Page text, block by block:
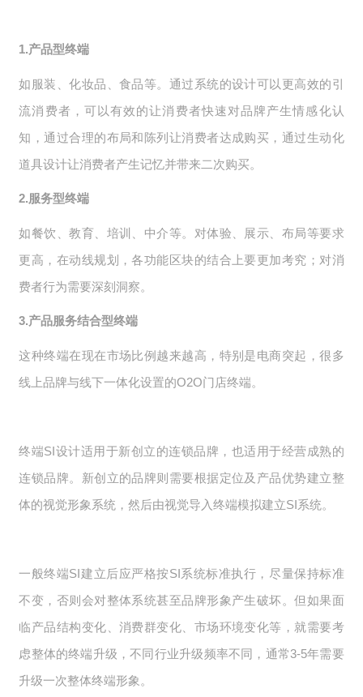
1.产品型终端
如服装、化妆品、食品等。通过系统的设计可以更高效的引
流消费者，可以有效的让消费者快速对品牌产生情感化认
知，通过合理的布局和陈列让消费者达成购买，通过生动化
道具设计让消费者产生记忆并带来二次购买。
2.服务型终端
如餐饮、教育、培训、中介等。对体验、展示、布局等要求
更高，在动线规划，各功能区块的结合上要更加考究；对消
费者行为需要深刻洞察。
3.产品服务结合型终端
这种终端在现在市场比例越来越高，特别是电商突起，很多
线上品牌与线下一体化设置的O2O门店终端。
终端SI设计适用于新创立的连锁品牌，也适用于经营成熟的
连锁品牌。新创立的品牌则需要根据定位及产品优势建立整
体的视觉形象系统，然后由视觉导入终端模拟建立SI系统。
一般终端SI建立后应严格按SI系统标准执行，尽量保持标准
不变，否则会对整体系统甚至品牌形象产生破坏。但如果面
临产品结构变化、消费群变化、市场环境变化等，就需要考
虑整体的终端升级，不同行业升级频率不同，通常3-5年需要
升级一次整体终端形象。